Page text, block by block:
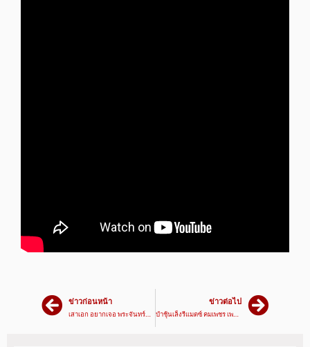
ข่าวก่อนหน้า
เสาเอก อยากเจอ พระจันทร์ฉาย !! | ข่าวเด็ด789 วันที่ 07/11/64 | มวยเด็ด789
ข่าวต่อไป
ป๋าชุ้นเล็งรีแมตซ์ คมเพชร เพชรรุ่งเรือง แถมชิงแชมป์7สี | ข่าวเด็ด789 วันที่ 12/11/64 | มวยเด็ด789